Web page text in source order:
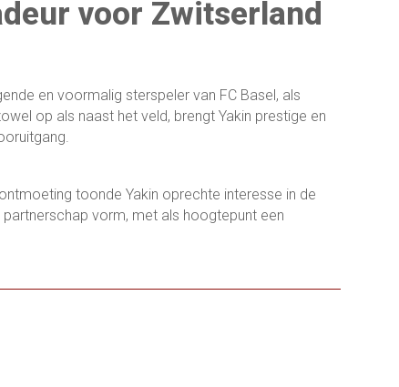
voor Zwitserland
en voormalig sterspeler van FC Basel, als
op als naast het veld, brengt Yakin prestige en
toonde Yakin oprechte interesse in de
vorm, met als hoogtepunt een